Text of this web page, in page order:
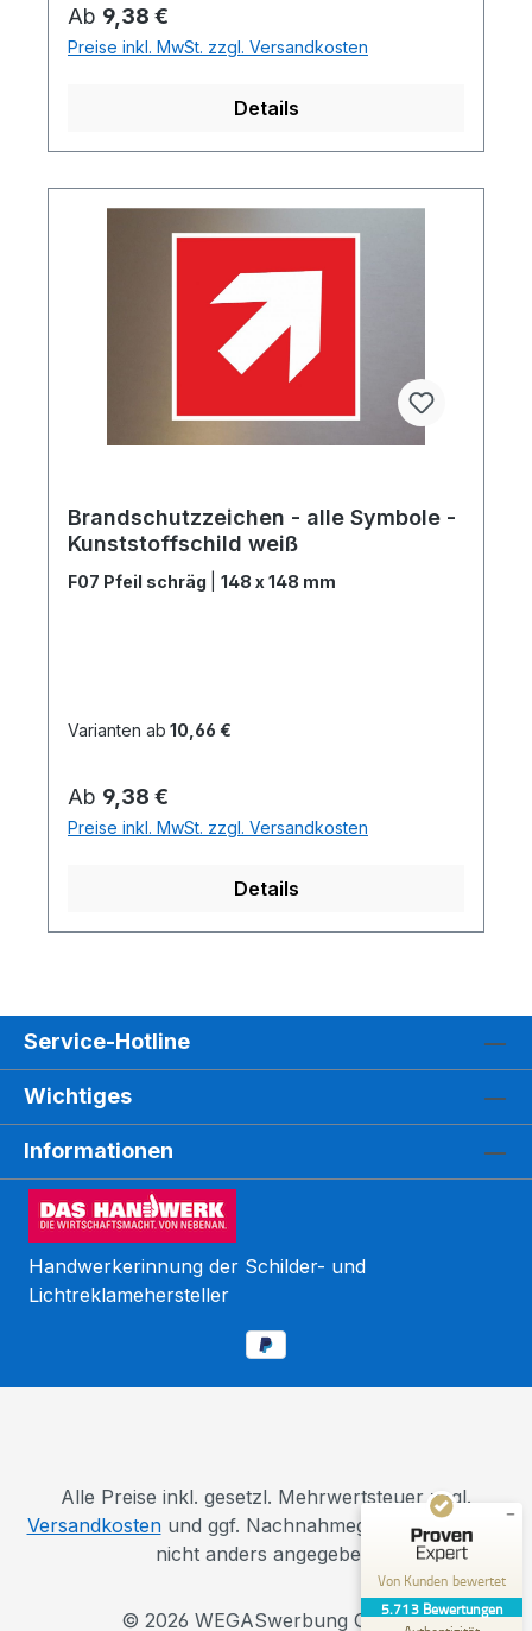
Regulärer Preis:
Ab 9,38 €
Preise inkl. MwSt. zzgl. Versandkosten
Details
Brandschutzzeichen - alle Symbole -
Kunststoffschild weiß
F07 Pfeil schräg 148 x 148 mm
Varianten ab 10,66 €
Regulärer Preis:
Ab 9,38 €
Preise inkl. MwSt. zzgl. Versandkosten
Details
Service-Hotline
Wichtiges
Informationen
Handwerkerinnung der Schilder- und
Lichtreklamehersteller
Alle Preise inkl. gesetzl. Mehrwertsteuer zzgl.
Versandkostenund ggf. Nachnahmegebühren, wenn
nicht anders angegeben.
© 2026 WEGASwerbung GmbH
Von Kunden bewertet
5.713 Bewertungen
98
%
SEHR GUT
110
Bewertungen auf
ProvenExpert.com
5.603
Bewertungen von
4
Blick aufs ProvenExpert-Profil werfen